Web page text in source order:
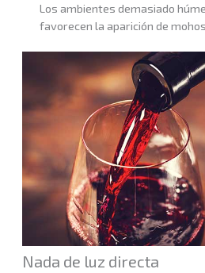
Los ambientes demasiado
favorecen la aparición de
Nada de luz directa